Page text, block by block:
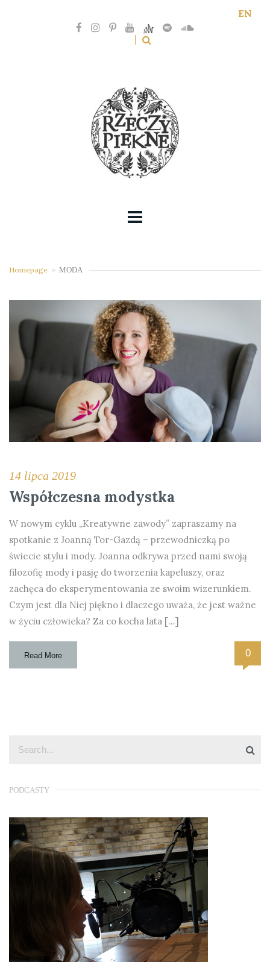
EN
Homepage > MODA
14 lipca 2019
Współczesna modystka
W nowym cyklu „Kreatywne zawody” zapraszamy na
spotkanie z Joanną Tor-Gazdą – przewodniczką po
świecie stylu i mody. Joanna odkrywa przed nami swoją
filozofię mody i pasję do tworzenia kapeluszy, oraz
zachęca do eksperymentowania ze swoim wizerunkiem.
Czym jest dla Niej piękno i dlaczego uważa, że jest ważne
w życiu człowieka? Za co kocha lata […]
Read More 0
PODCASTY